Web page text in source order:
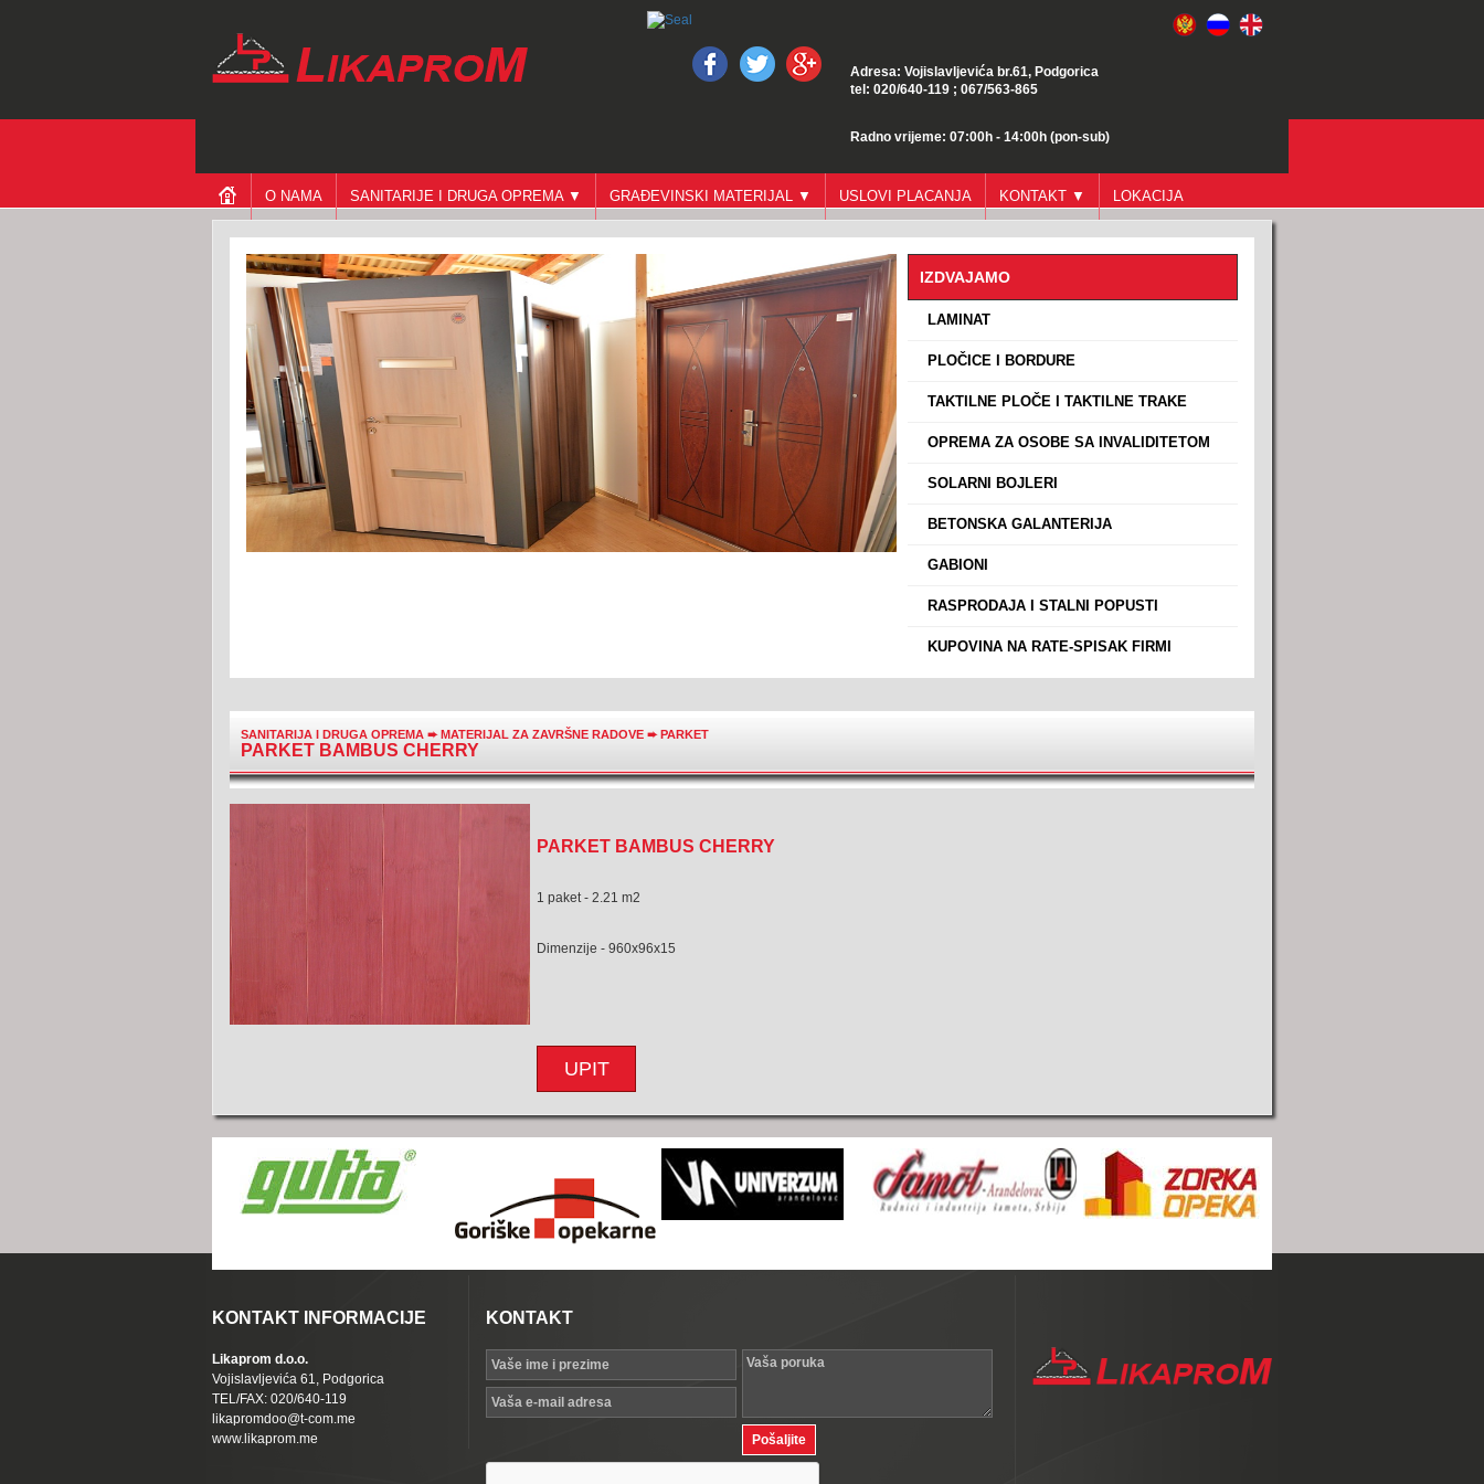
Adresa: Vojislavljevića br.61, Podgorica
tel: 020/640-119 ; 067/563-865
Radno vrijeme: 07:00h - 14:00h (pon-sub)
O NAMA SANITARIJE I DRUGA OPREMA ▼ GRAĐEVINSKI MATERIJAL ▼ USLOVI PLACANJA KONTAKT ▼ LOKACIJA
IZDVAJAMO
LAMINAT
PLOČICE I BORDURE
TAKTILNE PLOČE I TAKTILNE TRAKE
OPREMA ZA OSOBE SA INVALIDITETOM
SOLARNI BOJLERI
BETONSKA GALANTERIJA
GABIONI
RASPRODAJA I STALNI POPUSTI
KUPOVINA NA RATE-SPISAK FIRMI
SANITARIJA I DRUGA OPREMA ➨MATERIJAL ZA ZAVRŠNE RADOVE ➨PARKET
PARKET BAMBUS CHERRY
PARKET BAMBUS CHERRY
1 paket - 2.21 m2
Dimenzije - 960x96x15
UPIT
KONTAKT INFORMACIJE
Likaprom d.o.o.
Vojislavljevića 61, Podgorica
TEL/FAX: 020/640-119
likapromdoo@t-com.me
www.likaprom.me
KONTAKT